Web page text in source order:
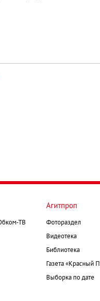
ТВ
Агитпроп
Фотораздел
Видеотека
Библиотека
Газета «Красный
Выборка по дате